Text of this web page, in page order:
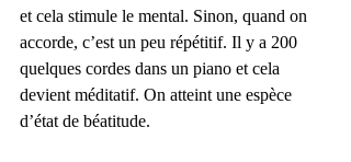
et cela stimule le mental. Sinon, quand on
accorde, c’est un peu répétitif. Il y a 200
quelques cordes dans un piano et cela
devient méditatif. On atteint une espèce
d’état de béatitude.